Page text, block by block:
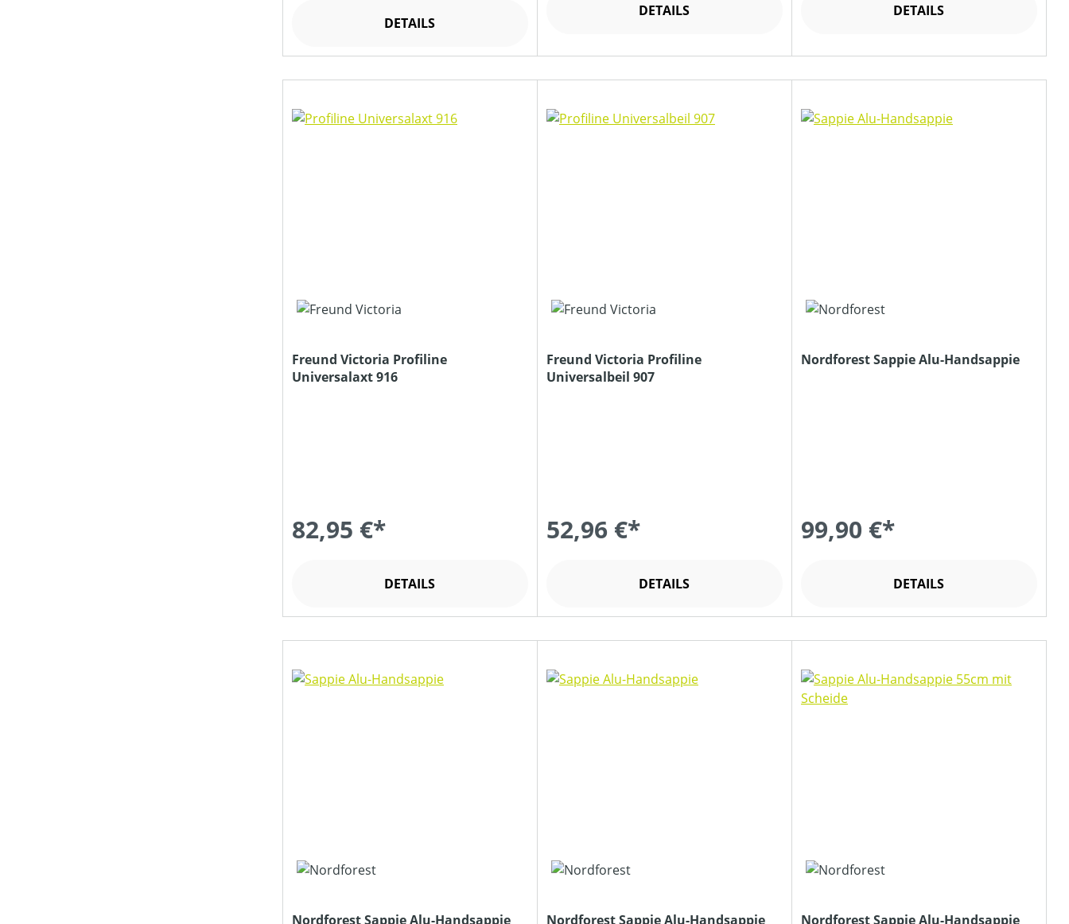
DETAILS
DETAILS DETAILS
Freund Victoria Profiline
Universalaxt 916
82,95 €*
DETAILS
Freund Victoria Profiline
Universalbeil 907
52,96 €*
DETAILS
Nordforest Sappie Alu-Handsappie
99,90 €*
DETAILS
Nordforest Sappie Alu-Handsappie Nordforest Sappie Alu-Handsappie Nordforest Sappie Alu-Handsappie